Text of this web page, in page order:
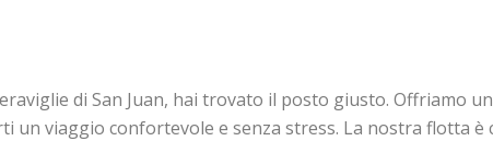
di San Juan, hai trovato il posto giusto. Offriamo
un viaggio confortevole e senza stress. La nostra flotta